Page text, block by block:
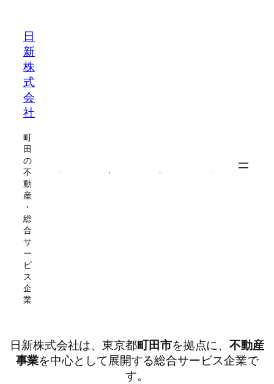
日
新
株
式
会
社
町
田
の
不
動
産
・
総
合
サ
ー
ビ
ス
企
業
日新株式会社は、東京都町田市を拠点に、不動産
事業を中心として展開する総合サービス企業で
す。